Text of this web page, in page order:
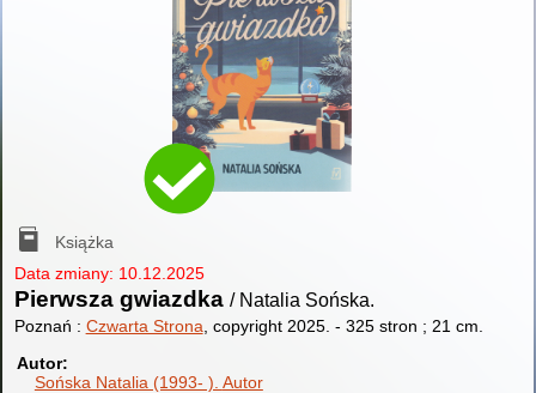
Książka
Data zmiany: 10.12.2025
Pierwsza gwiazdka / Natalia Sońska.
Poznań : Czwarta Strona , copyright 2025. - 325 stron ; 21 cm.
Autor
Sońska Natalia (1993- ). Autor